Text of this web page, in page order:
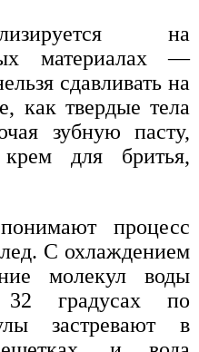
на
материалах —
сдавливать на
как твердые тела
зубную пасту,
для бритья,
процесс
С охлаждением
молекул воды
32 градусах по
застревают в